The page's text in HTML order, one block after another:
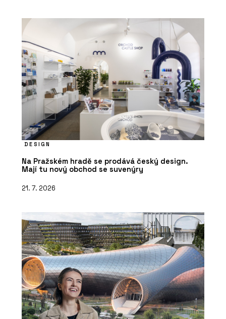
DESIGN
Na Pražském hradě se prodává český design.
Mají tu nový obchod se suvenýry
21. 7. 2026